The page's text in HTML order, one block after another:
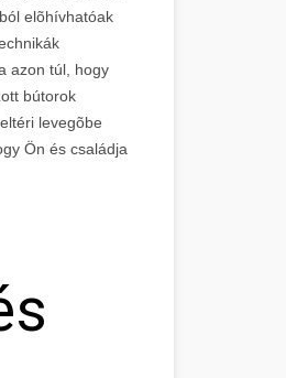
elõhívhatóak
azon túl, hogy
bútorok
levegõbe
Ön és családja